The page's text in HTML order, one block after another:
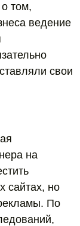
том,
ведение
свои
на
сайтах, но
По